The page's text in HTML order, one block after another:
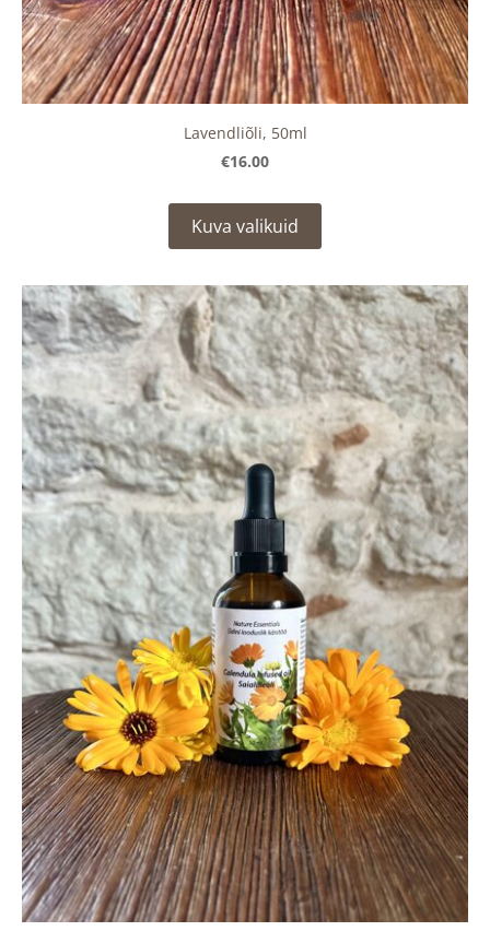
Lavendliõli, 50ml
€16.00
Kuva valikuid